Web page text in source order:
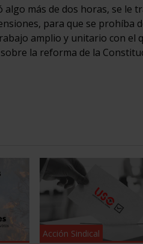
más de dos horas, se le
para que se prohíba
amplio y unitario con el
la reforma de la
Acción Sindical